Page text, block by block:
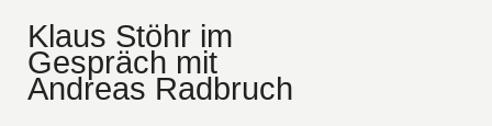
Klaus Stöhr im
Gespräch mit
Andreas Radbruch